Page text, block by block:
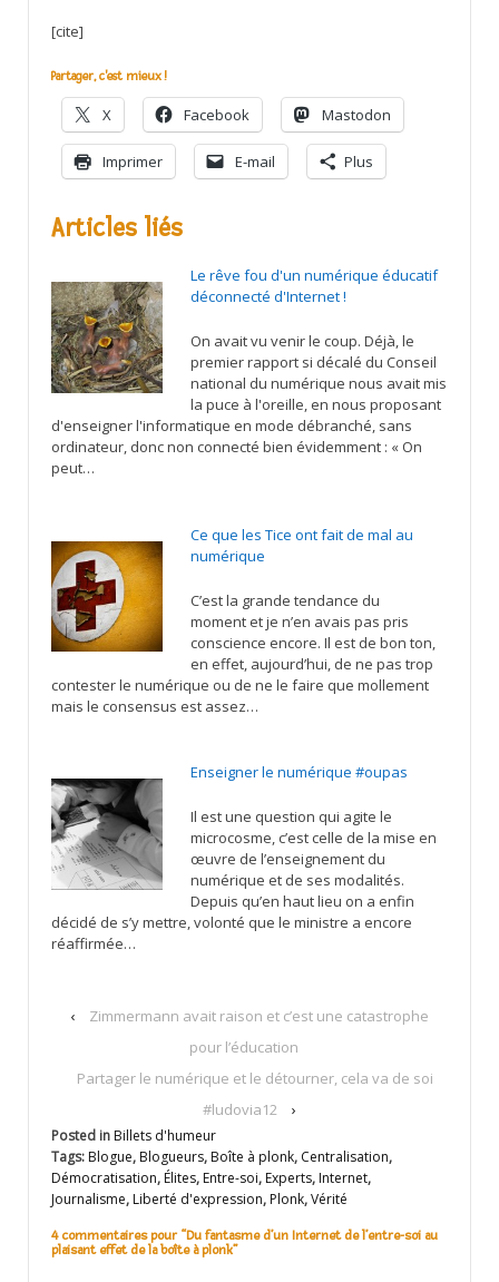
[cite]
Partager, c'est mieux !
X Facebook Mastodon
Imprimer E-mail Plus
Articles liés
Le rêve fou d'un numérique éducatif
déconnecté d'Internet !
On avait vu venir le coup. Déjà, le
premier rapport si décalé du Conseil
national du numérique nous avait mis
la puce à l'oreille, en nous proposant
d'enseigner l'informatique en mode débranché, sans
ordinateur, donc non connecté bien évidemment : « On
peut…
Ce que les Tice ont fait de mal au
numérique
C’est la grande tendance du
moment et je n’en avais pas pris
conscience encore. Il est de bon ton,
en effet, aujourd’hui, de ne pas trop
contester le numérique ou de ne le faire que mollement
mais le consensus est assez…
Enseigner le numérique #oupas
Il est une question qui agite le
microcosme, c’est celle de la mise en
œuvre de l’enseignement du
numérique et de ses modalités.
Depuis qu’en haut lieu on a enfin
décidé de s’y mettre, volonté que le ministre a encore
réaffirmée…
‹
Zimmermann avait raison et c’est une catastrophe
pour l’éducation
Partager le numérique et le détourner, cela va de soi
#ludovia12
›
Posted in Billets d'humeur
Tags: Blogue, Blogueurs, Boîte à plonk, Centralisation,
Démocratisation, Élites, Entre-soi, Experts, Internet,
Journalisme, Liberté d'expression, Plonk,Vérité
4 commentaires pour “Du fantasme d’un Internet de l’entre-soi au
plaisant effet de la boîte à plonk”